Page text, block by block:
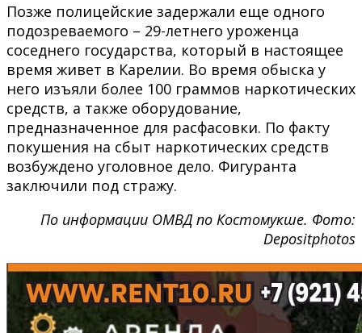
Позже полицейские задержали еще одного
подозреваемого – 29-летнего уроженца
соседнего государства, который в настоящее
время живет в Карелии. Во время обыска у
него изъяли более 100 граммов наркотических
средств, а также оборудование,
предназначенное для расфасовки. По факту
покушения на сбыт наркотических средств
возбуждено уголовное дело. Фигуранта
заключили под стражу.
По информации ОМВД по Костомукше. Фото:
Depositphotos